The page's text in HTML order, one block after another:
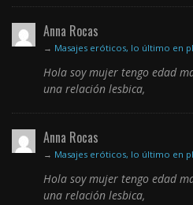
Anna Rocas
→ Masajes eróticos, lo último en
Hola soy mujer tengo edad
una relación lesbica,
Anna Rocas
→ Masajes eróticos, lo último en
Hola soy mujer tengo edad
una relación lesbica,